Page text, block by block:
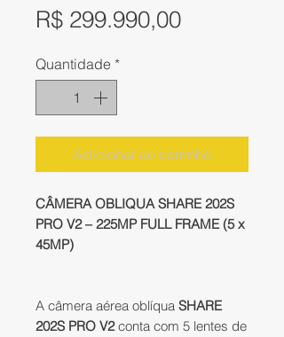
R$ 299.990,00Preço
Quantidade *
Adicionar ao carrinho
CÂMERA OBLIQUA SHARE 202S
PRO V2 – 225MP FULL FRAME (5 x
45MP)
A câmera aérea oblíqua SHARE
202S PRO V2conta com 5 lentes de